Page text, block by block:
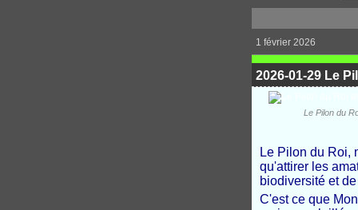
1 février 2026
2026-01-29 Le
Le Pilon du
Le Pilon du Roi,
qu'attirer les
biodiversité et
C'est ce que